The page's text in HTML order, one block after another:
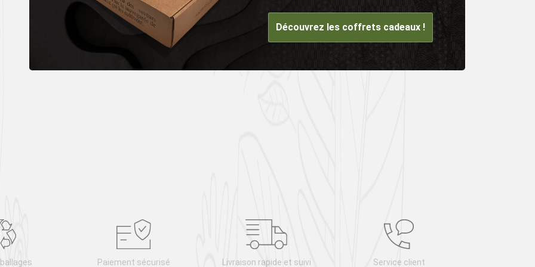
Découvrez les coffrets cadeaux !
Paiement sécurisé Livraison rapide et suivi
Service client